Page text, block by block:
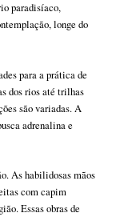
paradisíaco,
longe do
para a prática de
dos rios até trilhas
são variadas. A
adrenalina e
As habilidosas mãos
com capim
Essas obras de